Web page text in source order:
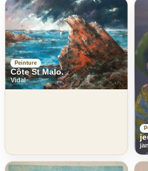
Peinture
Côte St Malo.
Vidal